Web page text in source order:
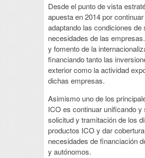
Desde el punto de vista
apuesta en 2014 por
adaptando las condiciones de
necesidades de las
y fomento de la
financiando tanto las
exterior como la actividad
dichas empresas.
Asimismo uno de los
ICO es continuar unificando y
solicitud y tramitación de los
productos ICO y dar
necesidades de financiación
y autónomos.